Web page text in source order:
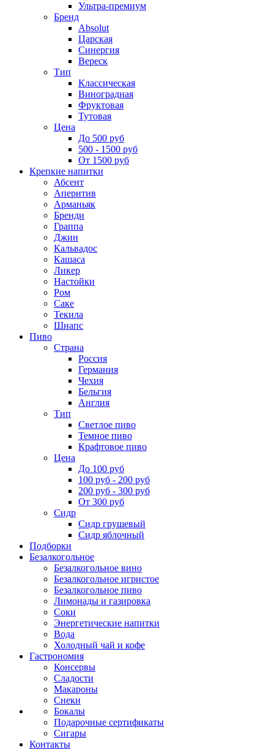
Ультра-премиум
Бренд
Absolut
Царская
Синергия
Вереск
Тип
Классическая
Виноградная
Фруктовая
Тутовая
Цена
До 500 руб
500 - 1500 руб
От 1500 руб
Крепкие напитки
Абсент
Аперитив
Арманьяк
Бренди
Граппа
Джин
Кальвадос
Кашаса
Ликер
Настойки
Ром
Саке
Текила
Шнапс
Пиво
Страна
Россия
Германия
Чехия
Бельгия
Англия
Тип
Светлое пиво
Темное пиво
Крафтовое пиво
Цена
До 100 руб
100 руб - 200 руб
200 руб - 300 руб
От 300 руб
Сидр
Сидр грушевый
Сидр яблочный
Подборки
Безалкогольное
Безалкогольное вино
Безалкогольное игристое
Безалкогольное пиво
Лимонады и газировка
Соки
Энергетические напитки
Вода
Холодный чай и кофе
Гастрономия
Консервы
Сладости
Макароны
Снеки
Бокалы
Подарочные сертификаты
Сигары
Контакты